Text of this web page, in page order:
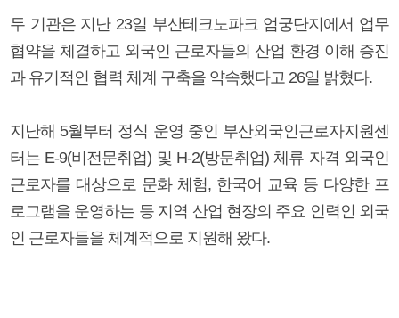
두 기관은 지난 23일 부산테크노파크 엄궁단지에서 업무
협약을 체결하고 외국인 근로자들의 산업 환경 이해 증진
과 유기적인 협력 체계 구축을 약속했다고 26일 밝혔다.
지난해 5월부터 정식 운영 중인 부산외국인근로자지원센
터는 E-9(비전문취업) 및 H-2(방문취업) 체류 자격 외국인
근로자를 대상으로 문화 체험, 한국어 교육 등 다양한 프
로그램을 운영하는 등 지역 산업 현장의 주요 인력인 외국
인 근로자들을 체계적으로 지원해 왔다.